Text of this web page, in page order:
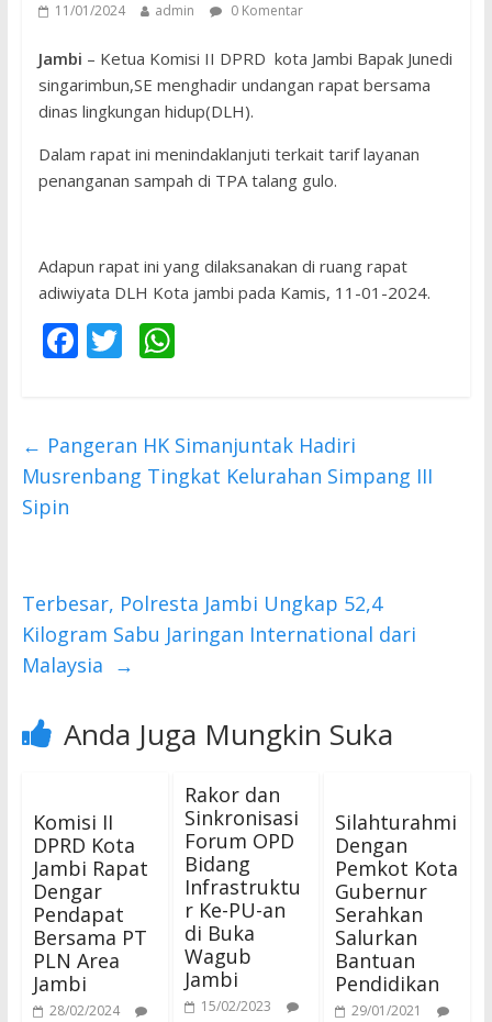
11/01/2024 admin 0 Komentar
Jambi – Ketua Komisi II DPRD kota Jambi Bapak Junedi
singarimbun,SE menghadir undangan rapat bersama
dinas lingkungan hidup(DLH).
Dalam rapat ini menindaklanjuti terkait tarif layanan
penanganan sampah di TPA talang gulo.
Adapun rapat ini yang dilaksanakan di ruang rapat
adiwiyata DLH Kota jambi pada Kamis, 11-01-2024.
F
b
o
T
er
W
s
A
← Pangeran HK Simanjuntak Hadiri
Musrenbang Tingkat Kelurahan Simpang III
Sipin
Terbesar, Polresta Jambi Ungkap 52,4
Kilogram Sabu Jaringan International dari
Malaysia →
Anda Juga Mungkin Suka
Komisi II
DPRD Kota
Jambi Rapat
Dengar
Pendapat
Bersama PT
PLN Area
Jambi
28/02/2024
Rakor dan
Sinkronisasi
Forum OPD
Bidang
Infrastruktu
r Ke-PU-an
di Buka
Wagub
Jambi
15/02/2023
Silahturahmi
Dengan
Pemkot Kota
Gubernur
Serahkan
Salurkan
Bantuan
Pendidikan
29/01/2021